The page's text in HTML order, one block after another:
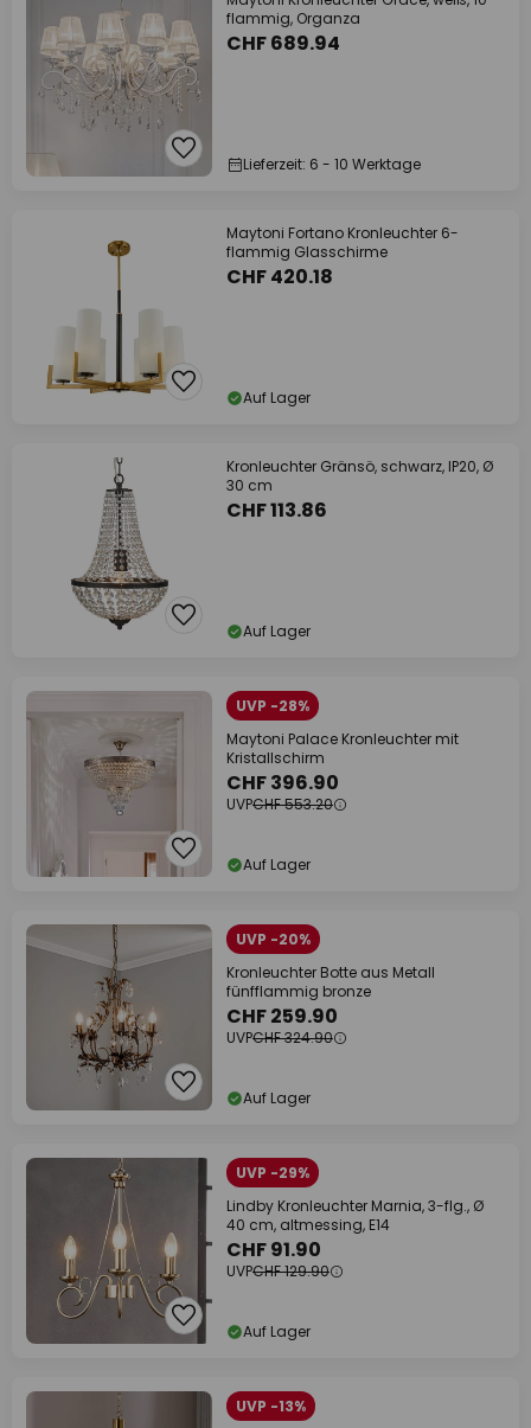
flammig, Organza
CHF 689.94
Lieferzeit: 6 - 10 Werktage
Maytoni Fortano Kronleuchter 6-
flammig Glasschirme
CHF 420.18
Auf Lager
Kronleuchter Gränsö, schwarz, IP20, Ø
30 cm
CHF 113.86
Auf Lager
UVP -28%
Maytoni Palace Kronleuchter mit
Kristallschirm
CHF 396.90
UVPCHF 553.20
Auf Lager
UVP -20%
Kronleuchter Botte aus Metall
fünfflammig bronze
CHF 259.90
UVPCHF 324.90
Auf Lager
UVP -29%
Lindby Kronleuchter Marnia, 3-flg., Ø
40 cm, altmessing, E14
CHF 91.90
UVPCHF 129.90
Auf Lager
UVP -13%